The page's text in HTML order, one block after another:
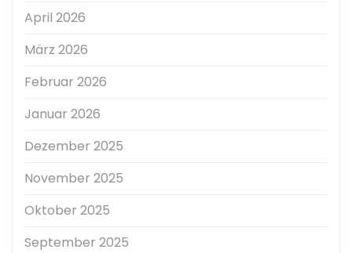
April 2026
März 2026
Februar 2026
Januar 2026
Dezember 2025
November 2025
Oktober 2025
September 2025